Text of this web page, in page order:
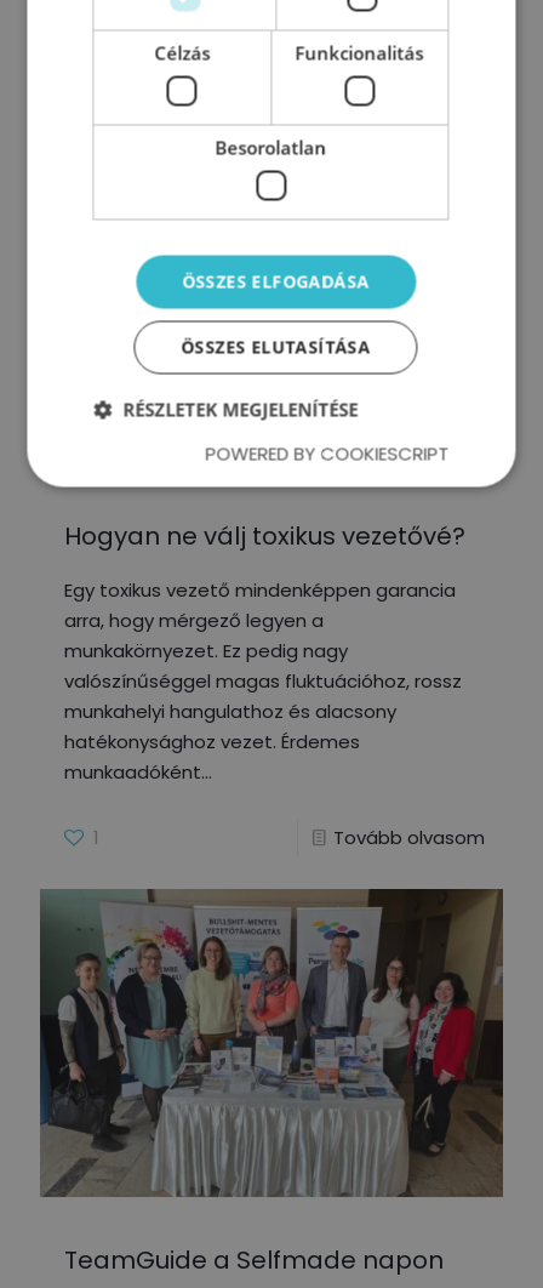
pénzügyi kockázatok. A szakmai, illetve
személyi kockázatok fakadhatnak a jelölt
Tovább olvasom
Hogyan ne válj toxikus vezetővé?
Egy toxikus vezető mindenképpen garancia
arra, hogy mérgező legyen a
munkakörnyezet. Ez pedig nagy
valószínűséggel magas fluktuációhoz, rossz
munkahelyi hangulathoz és alacsony
hatékonysághoz vezet. Érdemes
munkaadóként
1 Tovább olvasom
TeamGuide a Selfmade napon
Célzás Funkcionalitás
Besorolatlan
ÖSSZES ELFOGADÁSA
ÖSSZES ELUTASÍTÁSA
RÉSZLETEK MEGJELENÍTÉSE
POWERED BY COOKIESCRIPT